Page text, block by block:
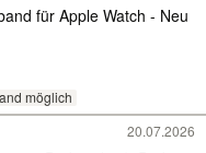
für Apple Watch - Neu
möglich
20.07.2026